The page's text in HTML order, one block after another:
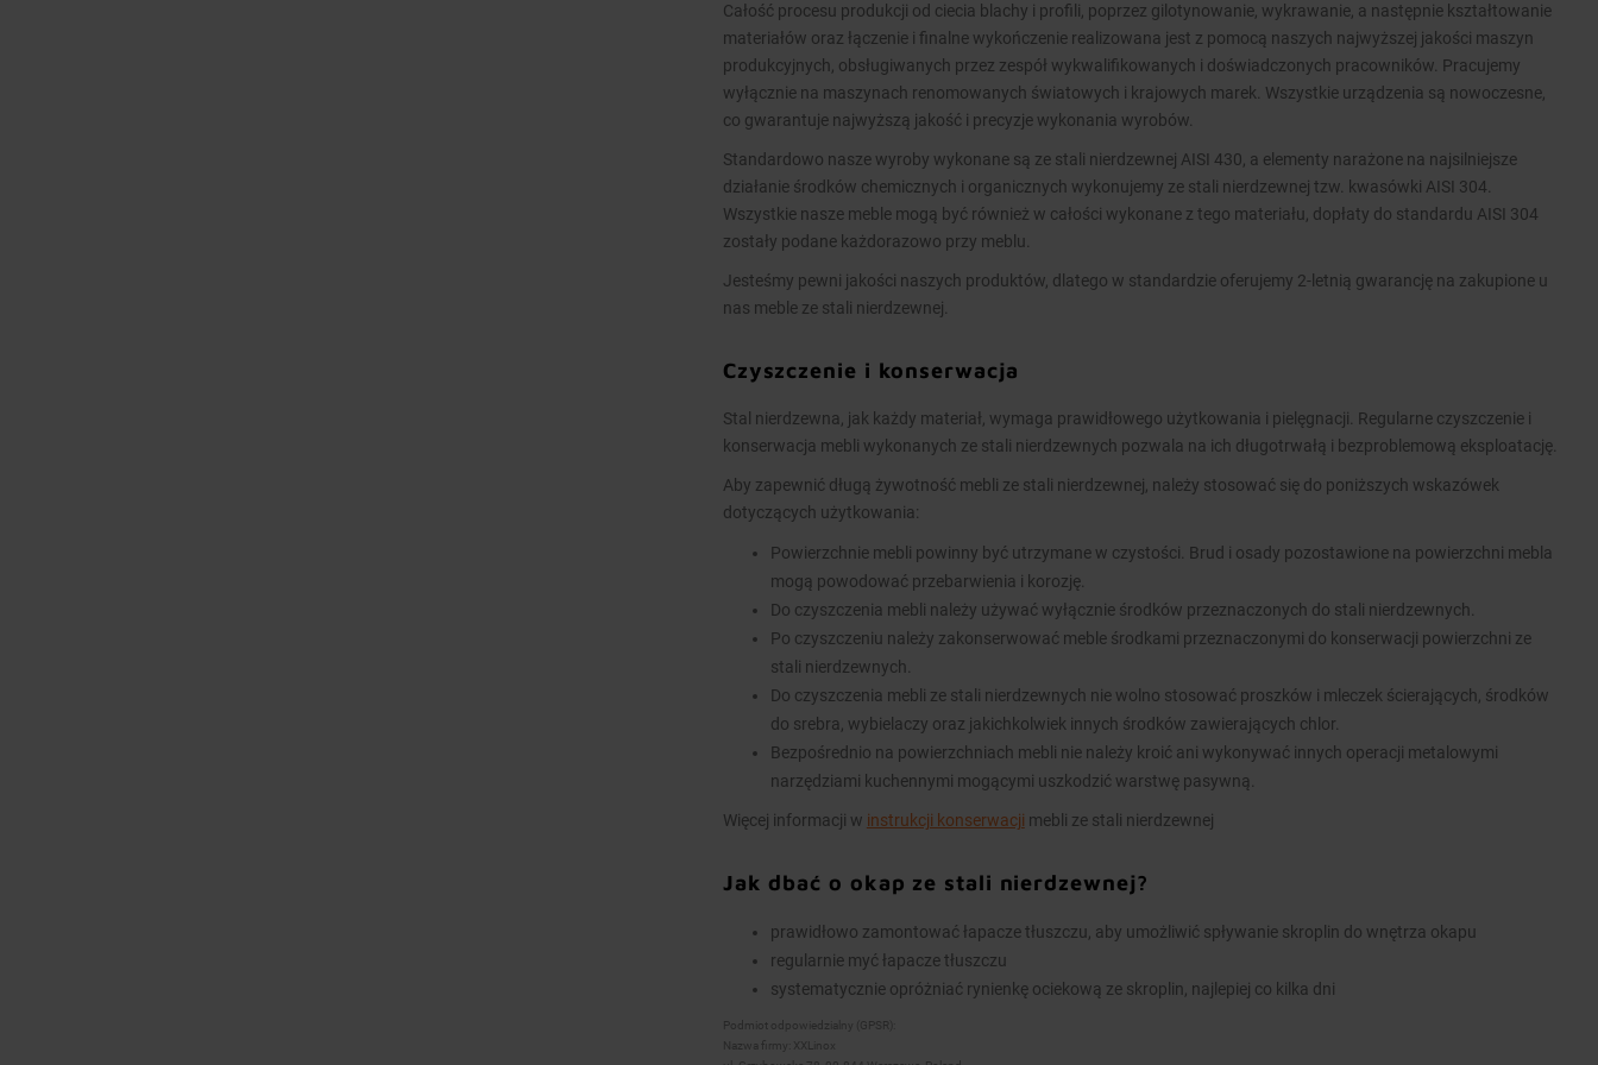
Całość procesu produkcji od ciecia blachy i profili, poprzez gilotynowanie, wykrawanie, a następnie kształtowanie
materiałów oraz łączenie i finalne wykończenie realizowana jest z pomocą naszych najwyższej jakości maszyn
produkcyjnych, obsługiwanych przez zespół wykwalifikowanych i doświadczonych pracowników. Pracujemy
wyłącznie na maszynach renomowanych światowych i krajowych marek. Wszystkie urządzenia są nowoczesne,
co gwarantuje najwyższą jakość i precyzje wykonania wyrobów.
Standardowo nasze wyroby wykonane są ze stali nierdzewnej AISI 430, a elementy narażone na najsilniejsze
działanie środków chemicznych i organicznych wykonujemy ze stali nierdzewnej tzw. kwasówki AISI 304.
Wszystkie nasze meble mogą być również w całości wykonane z tego materiału, dopłaty do standardu AISI 304
zostały podane każdorazowo przy meblu.
Jesteśmy pewni jakości naszych produktów, dlatego w standardzie oferujemy 2-letnią gwarancję na zakupione u
nas meble ze stali nierdzewnej.
Czyszczenie i konserwacja
Stal nierdzewna, jak każdy materiał, wymaga prawidłowego użytkowania i pielęgnacji. Regularne czyszczenie i
konserwacja mebli wykonanych ze stali nierdzewnych pozwala na ich długotrwałą i bezproblemową eksploatację.
Aby zapewnić długą żywotność mebli ze stali nierdzewnej, należy stosować się do poniższych wskazówek
dotyczących użytkowania:
Powierzchnie mebli powinny być utrzymane w czystości. Brud i osady pozostawione na powierzchni mebla
mogą powodować przebarwienia i korozję.
Do czyszczenia mebli należy używać wyłącznie środków przeznaczonych do stali nierdzewnych.
Po czyszczeniu należy zakonserwować meble środkami przeznaczonymi do konserwacji powierzchni ze
stali nierdzewnych.
Do czyszczenia mebli ze stali nierdzewnych nie wolno stosować proszków i mleczek ścierających, środków
do srebra, wybielaczy oraz jakichkolwiek innych środków zawierających chlor.
Bezpośrednio na powierzchniach mebli nie należy kroić ani wykonywać innych operacji metalowymi
narzędziami kuchennymi mogącymi uszkodzić warstwę pasywną.
Więcej informacji w instrukcji konserwacji mebli ze stali nierdzewnej
Jak dbać o okap ze stali nierdzewnej?
prawidłowo zamontować łapacze tłuszczu, aby umożliwić spływanie skroplin do wnętrza okapu
regularnie myć łapacze tłuszczu
systematycznie opróżniać rynienkę ociekową ze skroplin, najlepiej co kilka dni
Podmiot odpowiedzialny (GPSR):
Nazwa firmy: XXLinox